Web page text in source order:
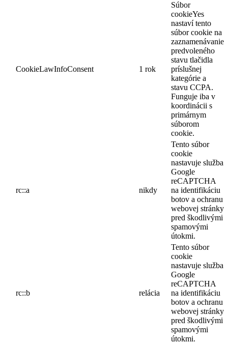
CookieLawInfoConsent 1 rok
Súbor
cookieYes
nastaví tento
súbor cookie na
zaznamenávanie
predvoleného
stavu tlačidla
príslušnej
kategórie a
stavu CCPA.
Funguje iba v
koordinácii s
primárnym
súborom
cookie.
rc::a nikdy
Tento súbor
cookie
nastavuje služba
Google
reCAPTCHA
na identifikáciu
botov a ochranu
webovej stránky
pred škodlivými
spamovými
útokmi.
rc::b relácia
Tento súbor
cookie
nastavuje služba
Google
reCAPTCHA
na identifikáciu
botov a ochranu
webovej stránky
pred škodlivými
spamovými
útokmi.